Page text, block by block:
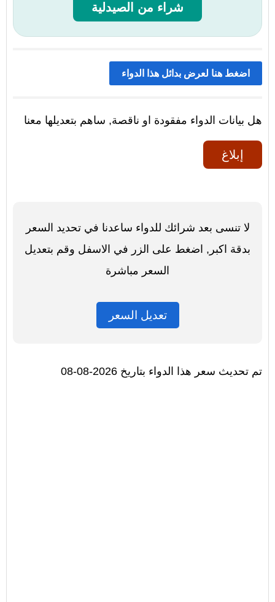
شراء من الصيدلية
اضغط هنا لعرض بدائل هذا الدواء
هل بيانات الدواء مفقودة او ناقصة, ساهم بتعديلها معنا
إبلاغ
لا تنسى بعد شرائك للدواء ساعدنا في تحديد السعر
بدقة اكبر, اضغط على الزر في الاسفل وقم بتعديل
السعر مباشرة
تعديل السعر
تم تحديث سعر هذا الدواء بتاريخ 2026-08-08